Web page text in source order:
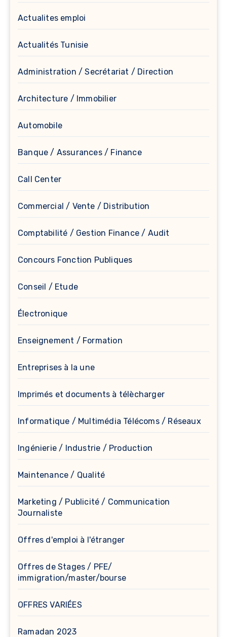
Actualites emploi
Actualités Tunisie
Administration / Secrétariat / Direction
Architecture / Immobilier
Automobile
Banque / Assurances / Finance
Call Center
Commercial / Vente / Distribution
Comptabilité / Gestion Finance / Audit
Concours Fonction Publiques
Conseil / Etude
Électronique
Enseignement / Formation
Entreprises à la une
Imprimés et documents à télècharger
Informatique / Multimédia Télécoms / Réseaux
Ingénierie / Industrie / Production
Maintenance / Qualité
Marketing / Publicité / Communication
Journaliste
Offres d'emploi à l'étranger
Offres de Stages / PFE/
immigration/master/bourse
OFFRES VARIÉES
Ramadan 2023